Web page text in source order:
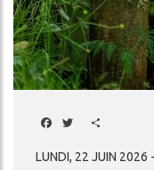
Facebook
Twitter
LUNDI, 22 JUIN 2026